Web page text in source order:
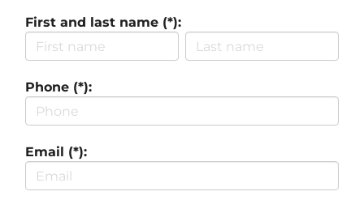
First and last name (*):
Phone (*):
Email (*):